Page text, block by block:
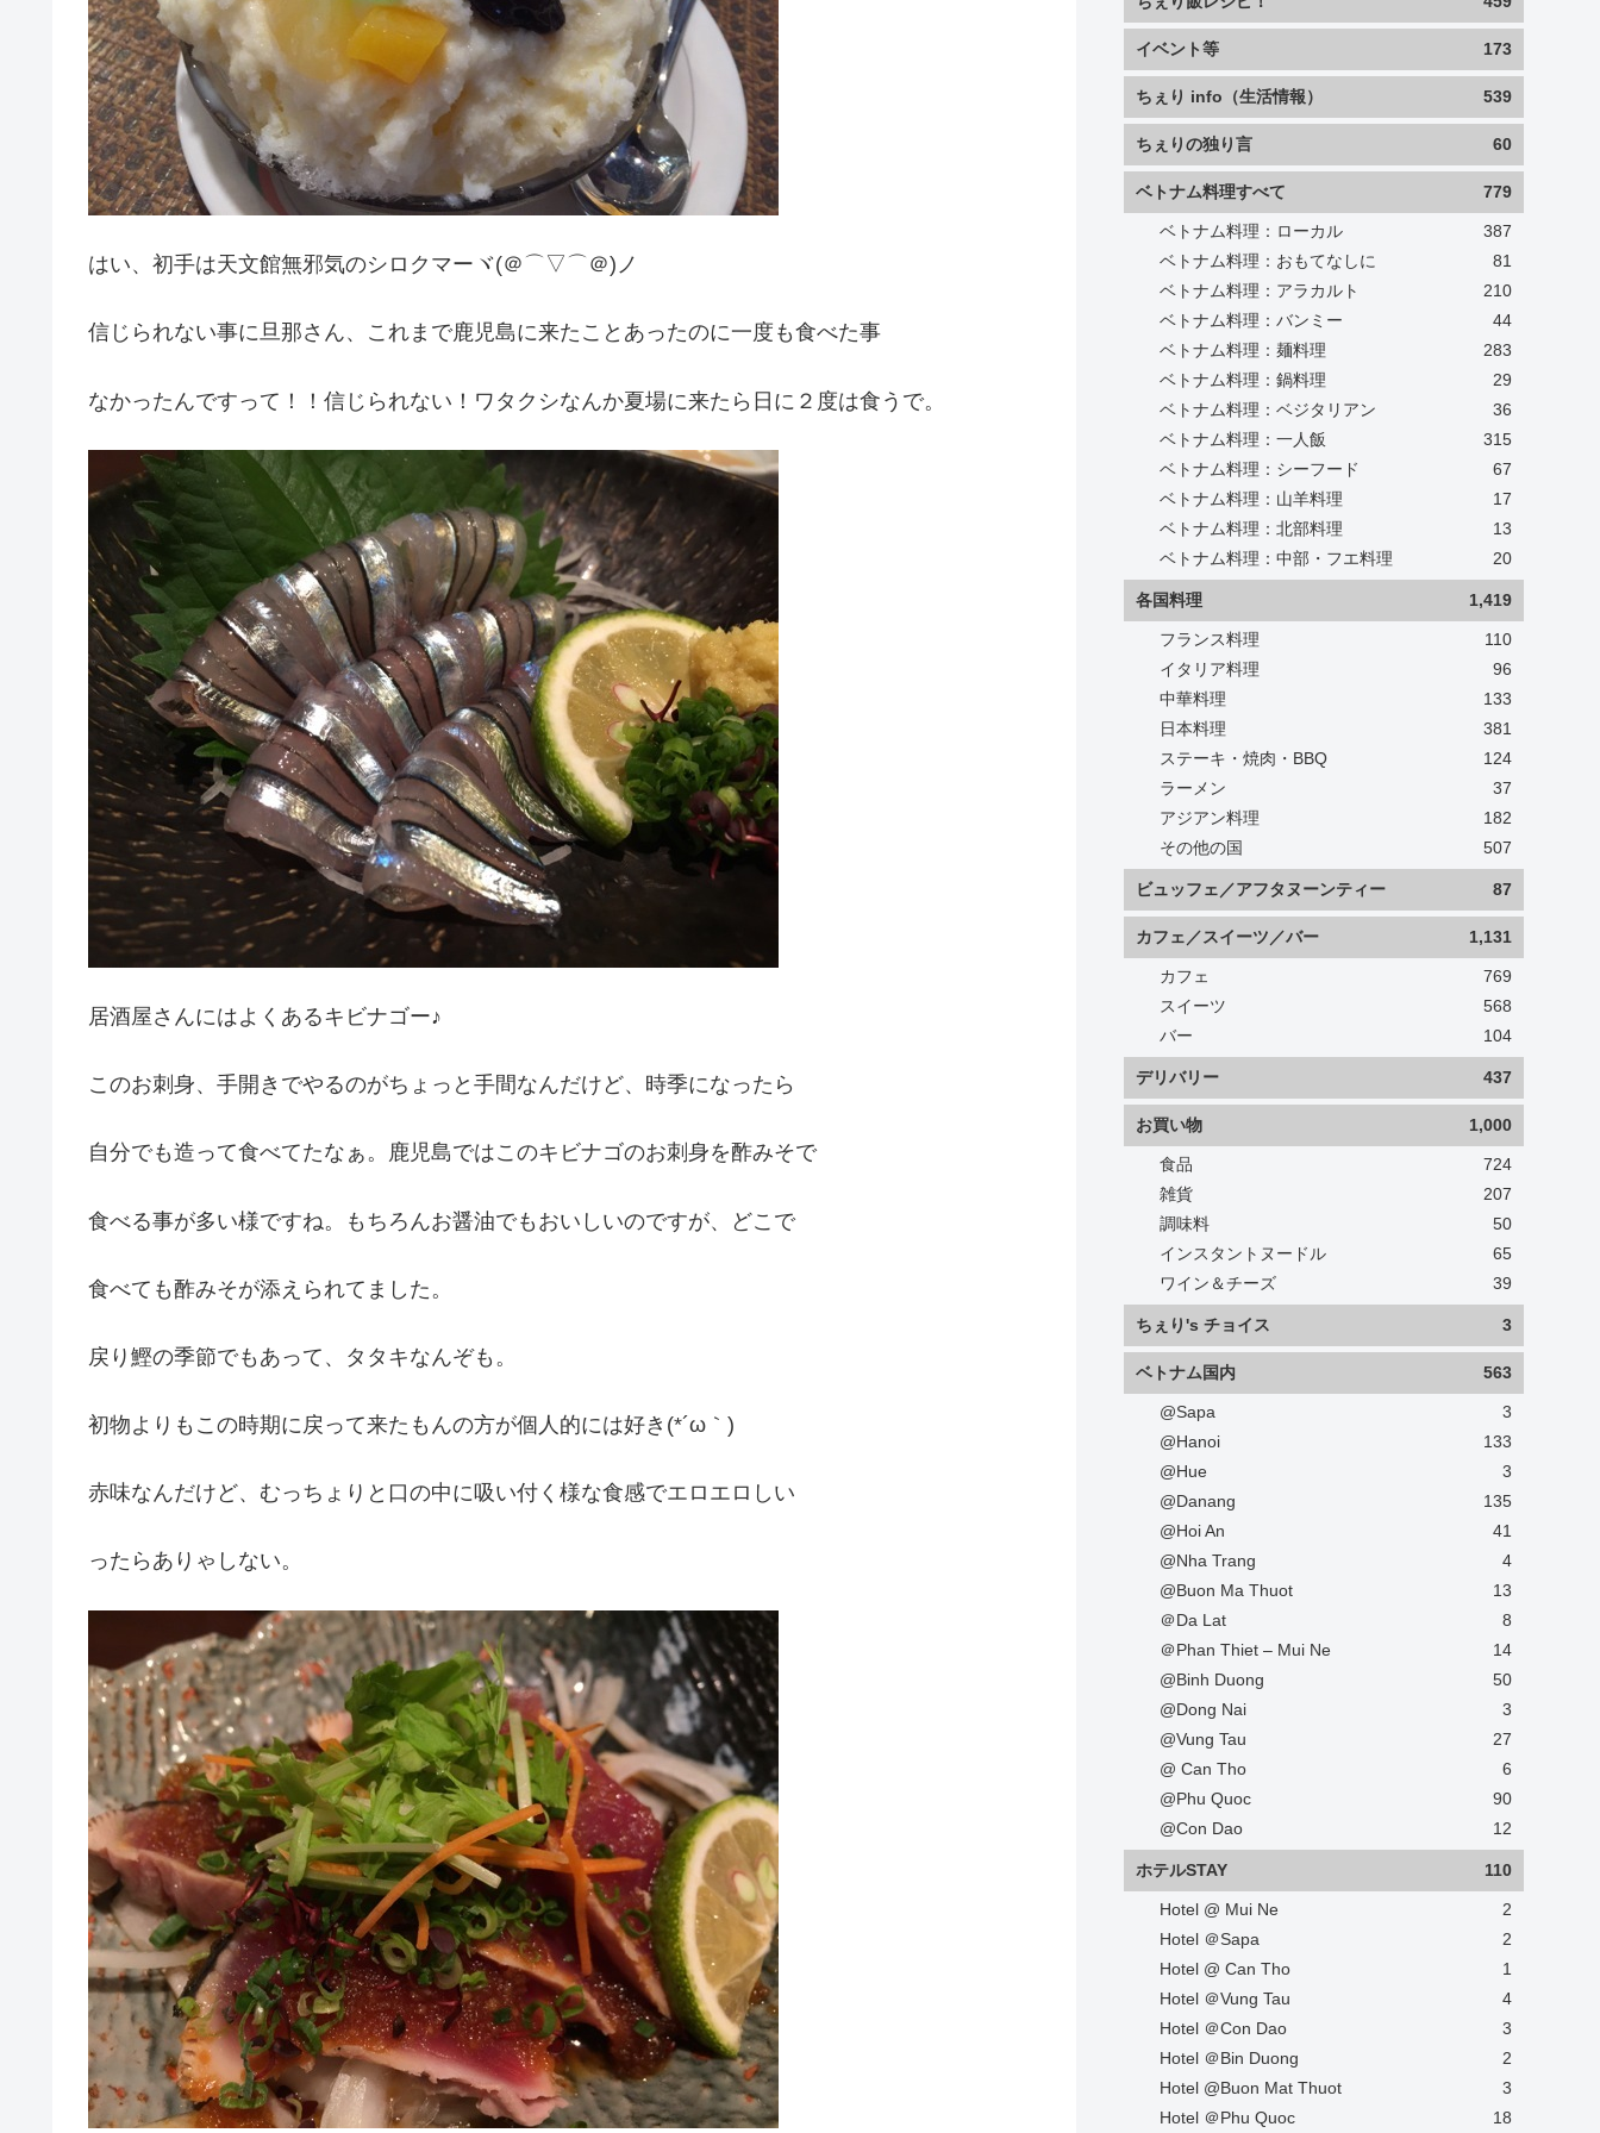
はい、初手は天文館無邪気のシロクマーヾ(＠⌒▽⌒＠)ノ
信じられない事に旦那さん、これまで鹿児島に来たことあったのに一度も食べた事
なかったんですって！！信じられない！ワタクシなんか夏場に来たら日に２度は食うで。
居酒屋さんにはよくあるキビナゴー♪
このお刺身、手開きでやるのがちょっと手間なんだけど、時季になったら
自分でも造って食べてたなぁ。鹿児島ではこのキビナゴのお刺身を酢みそで
食べる事が多い様ですね。もちろんお醤油でもおいしいのですが、どこで
食べても酢みそが添えられてました。
戻り鰹の季節でもあって、タタキなんぞも。
初物よりもこの時期に戻って来たもんの方が個人的には好き(*´ω｀)
赤味なんだけど、むっちょりと口の中に吸い付く様な食感でエロエロしい
ったらありゃしない。
イベント等 173
ちぇり info（生活情報） 539
ちぇりの独り言 60
ベトナム料理すべて 779
ベトナム料理：ローカル
387
ベトナム料理：おもてなしに
81
ベトナム料理：アラカルト
210
ベトナム料理：バンミー
44
ベトナム料理：麺料理
283
ベトナム料理：鍋料理
29
ベトナム料理：ベジタリアン
36
ベトナム料理：一人飯
315
ベトナム料理：シーフード
67
ベトナム料理：山羊料理
17
ベトナム料理：北部料理
13
ベトナム料理：中部・フエ料理
20
各国料理 1,419
フランス料理
110
イタリア料理
96
中華料理
133
日本料理
381
ステーキ・焼肉・BBQ
124
ラーメン
37
アジアン料理
182
その他の国
507
ビュッフェ／アフタヌーンティー 87
カフェ／スイーツ／バー 1,131
カフェ
769
スイーツ
568
バー
104
デリバリー 437
お買い物 1,000
食品
724
雑貨
207
調味料
50
インスタントヌードル
65
ワイン＆チーズ
39
ちぇり's チョイス 3
ベトナム国内 563
@Sapa
3
@Hanoi
133
@Hue
3
@Danang
135
@Hoi An
41
@Nha Trang
4
@Buon Ma Thuot
13
＠Da Lat
8
＠Phan Thiet – Mui Ne
14
@Binh Duong
50
@Dong Nai
3
@Vung Tau
27
@ Can Tho
6
@Phu Quoc
90
@Con Dao
12
ホテルSTAY 110
Hotel @ Mui Ne
2
Hotel ＠Sapa
2
Hotel @ Can Tho
1
Hotel ＠Vung Tau
4
Hotel ＠Con Dao
3
Hotel ＠Bin Duong
2
Hotel @Buon Mat Thuot
3
Hotel ＠Phu Quoc
18